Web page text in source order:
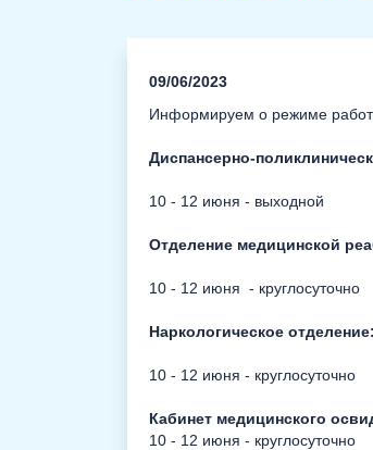
09/06/2023
Информируем о режиме
Диспансерно-
10 - 12 июня - выходной
Отделение медицинской
10 - 12 июня - круглосуточно
Наркологическое отделение:
10 - 12 июня - круглосуточно
Кабинет медицинского
10 - 12 июня - круглосуточно